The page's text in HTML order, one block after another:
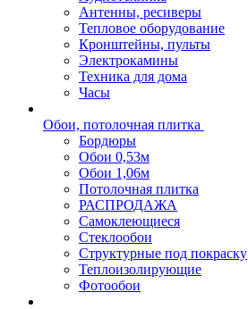
Антенны, ресиверы
Тепловое оборудование
Кронштейны, пульты
Электрокамины
Техника для дома
Часы
Обои, потолочная плитка
Бордюры
Обои 0,53м
Обои 1,06м
Потолочная плитка
РАСПРОДАЖА
Самоклеющиеся
Стеклообои
Структурные под покраску
Теплоизолирующие
Фотообои